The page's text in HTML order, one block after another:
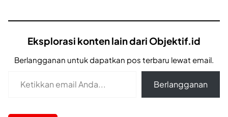
Eksplorasi konten lain dari Objektif.id
Berlangganan untuk dapatkan pos terbaru lewat email.
Berlangganan